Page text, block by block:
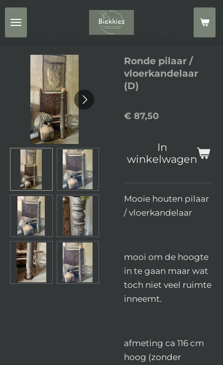
Ga
direct
naar
hoofdinhoud
Ronde pilaar /
vloerkandelaar
(D)
€ 87,50
In
winkelwagen
Mooie houten pilaar
/ vloerkandelaar
mooi om de hoogte
in te gaan maar wat
toch niet veel ruimte
inneemt.
afmeting ca 116 cm
hoog (zonder